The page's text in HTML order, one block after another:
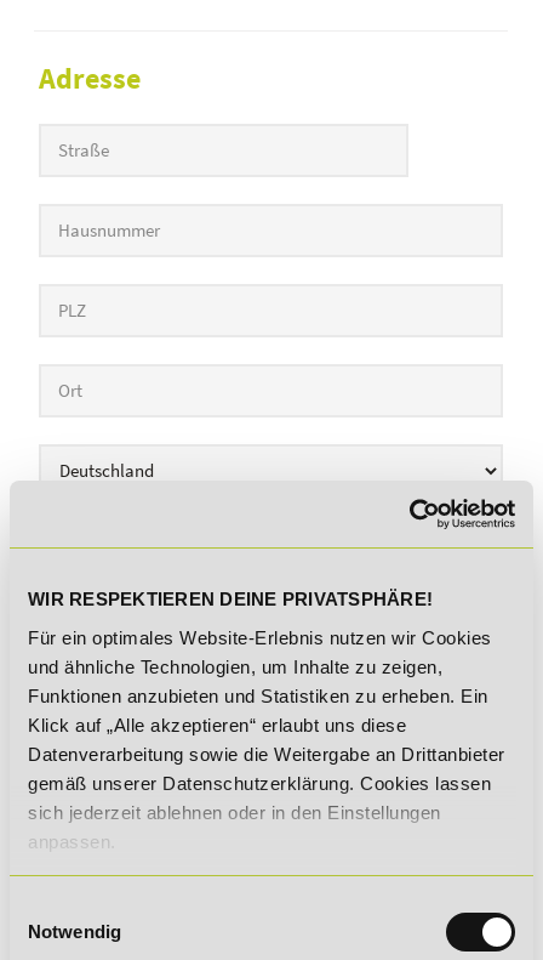
WIR RESPEKTIEREN DEINE PRIVATSPHÄRE!
Für ein optimales Website-Erlebnis nutzen wir Cookies
und ähnliche Technologien, um Inhalte zu zeigen,
Funktionen anzubieten und Statistiken zu erheben. Ein
Klick auf „Alle akzeptieren“ erlaubt uns diese
Datenverarbeitung sowie die Weitergabe an Drittanbieter
gemäß unserer Datenschutzerklärung. Cookies lassen
sich jederzeit ablehnen oder in den Einstellungen
anpassen.
Notwendig
Adresse
Land
Deine Nachricht an uns